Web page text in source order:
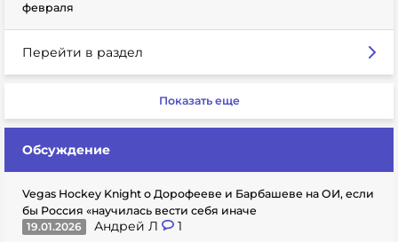
февраля
Перейти в раздел
Показать еще
Обсуждение
Vegas Hockey Knight о Дорофееве и Барбашеве на ОИ, если
бы Россия «научилась вести себя иначе
19.01.2026
Андрей Л 1